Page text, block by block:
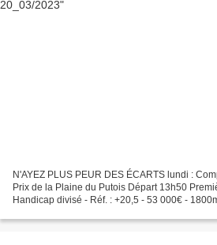
N'AYEZ PLUS PEUR DES ÉCARTS lundi : Compiègne (R1) 1ère course -
Prix de la Plaine du Putois Départ 13h50
Handicap divisé - Réf. : +20,5 - 53 000€ -